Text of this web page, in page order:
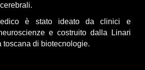
è stato ideato da clinici e
e costruito dalla Linari
toscana di biotecnologie.